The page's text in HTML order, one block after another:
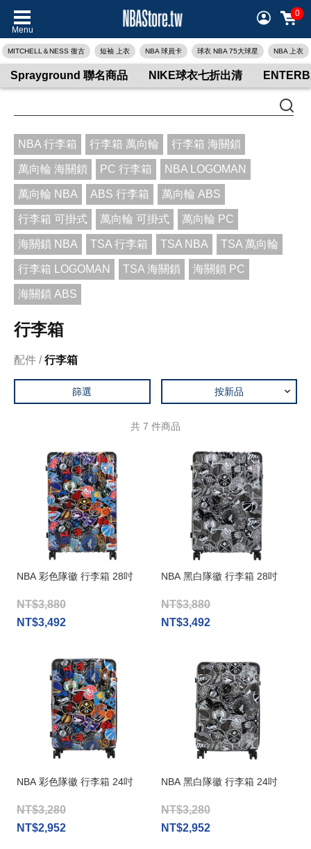
Menu
0
MITCHELL＆NESS 復古 短袖 上衣 NBA 球員卡 球衣 NBA 75大球星 NBA 上衣
Sprayground 聯名商品 NIKE球衣七折出清
NBA 行李箱 行李箱 萬向輪 行李箱 海關鎖
萬向輪 海關鎖 PC 行李箱 NBA LOGOMAN
萬向輪 NBA ABS 行李箱 萬向輪 ABS
行李箱 可掛式 萬向輪 可掛式 萬向輪 PC
海關鎖 NBA TSA 行李箱 TSA NBA TSA 萬向輪
行李箱 LOGOMAN TSA 海關鎖 海關鎖 PC
海關鎖 ABS
行李箱
配件 行李箱
篩選 按新品
共 7 件商品
NBA 彩色隊徽 行李箱 28吋
NT$3,880
NT$3,492
NBA 黑白隊徽 行李箱 28吋
NT$3,880
NT$3,492
NBA 彩色隊徽 行李箱 24吋
NT$3,280
NT$2,952
NBA 黑白隊徽 行李箱 24吋
NT$3,280
NT$2,952